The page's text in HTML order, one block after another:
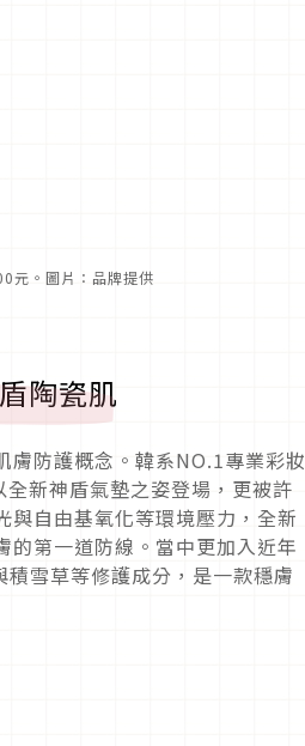
元。圖片：品牌提供
陶瓷肌
膚防護概念。韓系NO.1專業彩妝
新神盾氣墊之姿登場，更被許
與自由基氧化等環境壓力，全新
的第一道防線。當中更加入近年
雪草等修護成分，是一款穩膚